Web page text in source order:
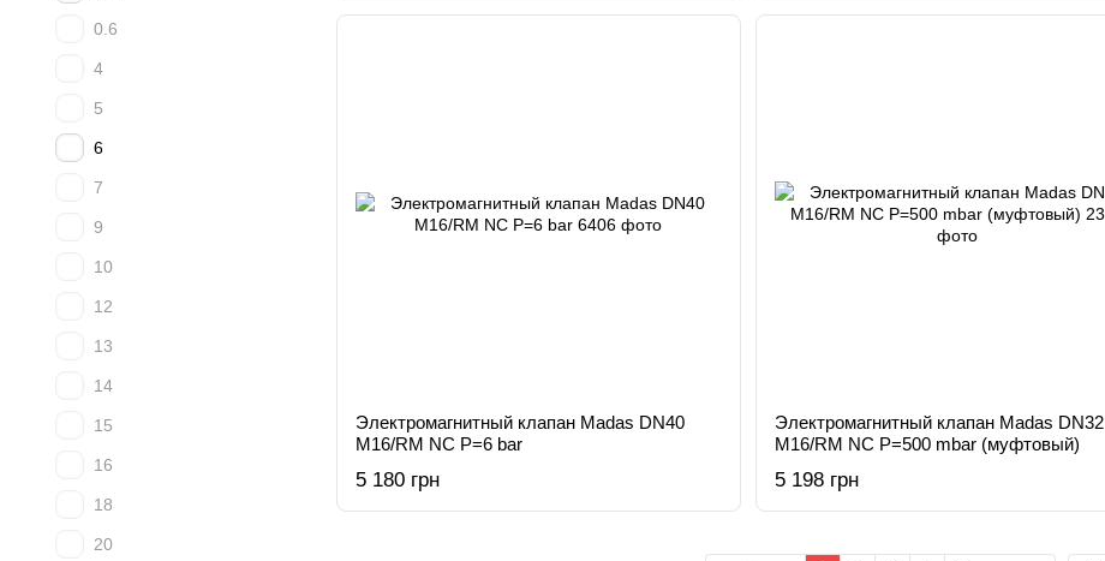
Электромагнитный клапан Madas DN40
M16/RM NC Р=6 bar
5 180 грн
Электромагнитный клапан Madas DN32
M16/RM NC Р=500 mbar (муфтовый)
5 198 грн
0.6
4
5
6
7
9
10
12
13
14
15
16
18
20